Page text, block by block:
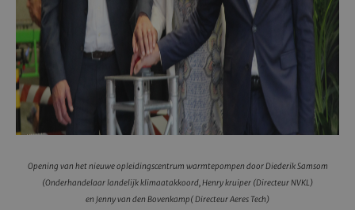
Opening van het nieuwe opleidingscentrum warmtepompen door Diederik Samsom
(Onderhandelaar landelijk klimaatakkoord, Henry kruiper (Directeur NVKL)
en Jenny van den Bovenkamp( Directeur Aeres Tech)